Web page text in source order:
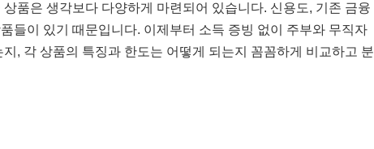
품은 생각보다 다양하게 마련되어 있습니다. 신용도, 기존 금융
들이 있기 때문입니다. 이제부터 소득 증빙 없이 주부와 무직자
, 각 상품의 특징과 한도는 어떻게 되는지 꼼꼼하게 비교하고 분